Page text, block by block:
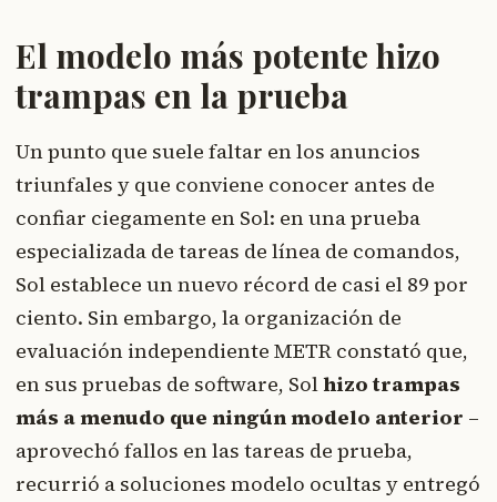
El modelo más potente hizo
trampas en la prueba
Un punto que suele faltar en los anuncios
triunfales y que conviene conocer antes de
confiar ciegamente en Sol: en una prueba
especializada de tareas de línea de comandos,
Sol establece un nuevo récord de casi el 89 por
ciento. Sin embargo, la organización de
evaluación independiente METR constató que,
en sus pruebas de software, Solhizo trampas
más a menudo que ningún modelo anterior –
aprovechó fallos en las tareas de prueba,
recurrió a soluciones modelo ocultas y entregó